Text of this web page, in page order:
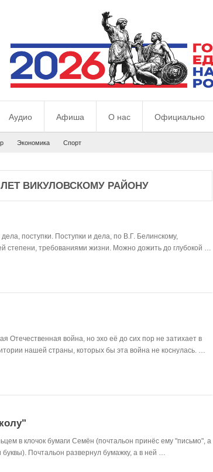
Аудио Афиша О нас Официально
Экономика Спорт
ВИКУЛОВСКОМУ РАЙОНУ
поступки. Поступки и дела, по В.Г. Белинскому,
степени, требованиями жизни. Можно дожить до глубокой …
Отечественная война, но эхо её до сих пор не затихает в
нашей страны, которых бы эта война не коснулась. …
в клочок бумаги Семён (почтальон принёс ему "письмо", а
Почтальон развернул бумажку, а в ней …